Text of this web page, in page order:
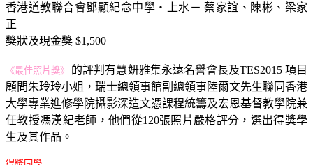
香港道教聯合會鄧顯紀念中學‧上水－ 蔡家誼、陳彬、梁家
正
獎狀及現金獎 $1,500
《最佳照片獎》 的評判有慧妍雅集永遠名譽會長及TES2015 項目
顧問朱玲玲小姐，瑞士總領事館副總領事陸爾文先生聯同香港
大學專業進修學院攝影深造文憑課程統籌及宏恩基督教學院兼
任教授馮漢紀老師，他們從120張照片嚴格評分，選出得獎學
生及其作品。